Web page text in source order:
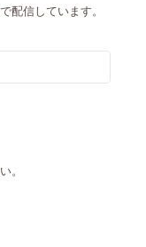
配信しています。
。